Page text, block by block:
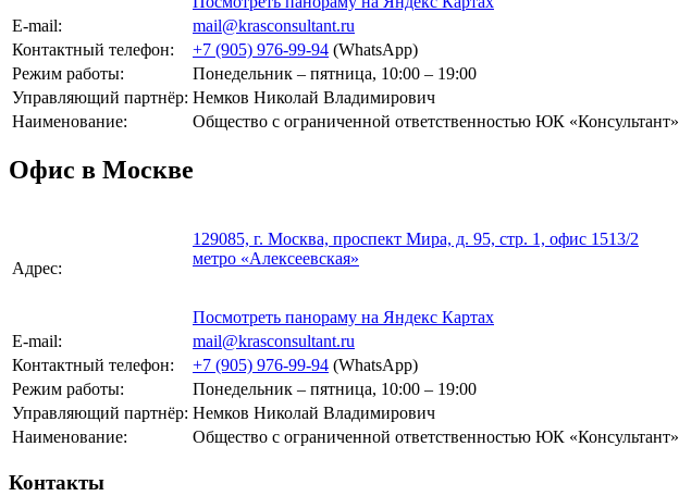
E-mail:
mail@krasconsultant.ru
Контактный телефон:
+7 (905) 976-99-94 (WhatsApp)
Режим работы:
Понедельник – пятница, 10:00 – 19:00
Управляющий партнёр: Немков Николай Владимирович
Наименование:
Общество с ограниченной ответственностью ЮК «Консультант»
Офис в Москве
Адрес:
129085, г. Москва, проспект Мира, д. 95, стр. 1, офис 1513/2
метро «Алексеевская»
Посмотреть панораму на Яндекс Картах
E-mail:
mail@krasconsultant.ru
Контактный телефон:
+7 (905) 976-99-94 (WhatsApp)
Режим работы:
Понедельник – пятница, 10:00 – 19:00
Управляющий партнёр: Немков Николай Владимирович
Наименование:
Общество с ограниченной ответственностью ЮК «Консультант»
Контакты